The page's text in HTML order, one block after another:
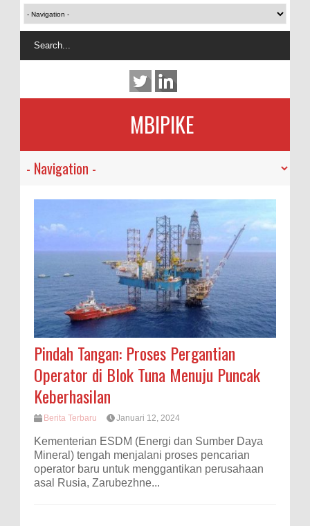
MBIPIKE
Pindah Tangan: Proses Pergantian
Operator di Blok Tuna Menuju Puncak
Keberhasilan
Berita Terbaru Januari 12, 2024
Kementerian ESDM (Energi dan Sumber Daya
Mineral) tengah menjalani proses pencarian
operator baru untuk menggantikan perusahaan
asal Rusia, Zarubezhne...